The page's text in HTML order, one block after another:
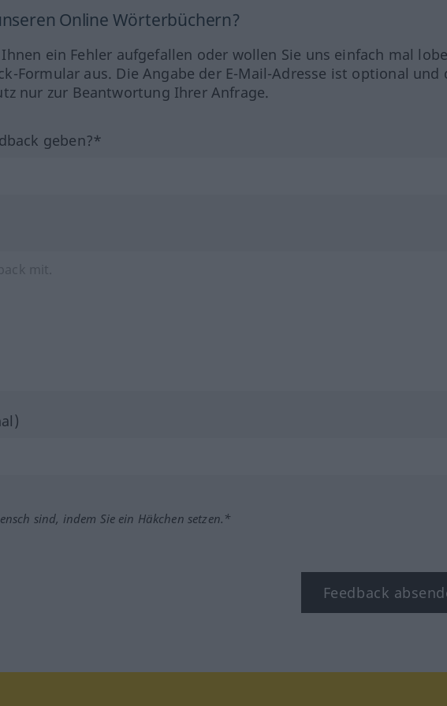
Online Wörterbüchern?
ein Fehler aufgefallen oder wollen Sie uns einfach mal
Formular aus. Die Angabe der E-Mail-Adresse ist optional und
nur zur Beantwortung Ihrer Anfrage.
geben?*
sind, indem Sie ein Häkchen setzen.*
Feedback